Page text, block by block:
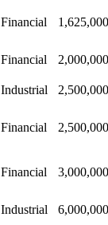
Financial
Financial
Industrial
Financial
Financial
Industrial